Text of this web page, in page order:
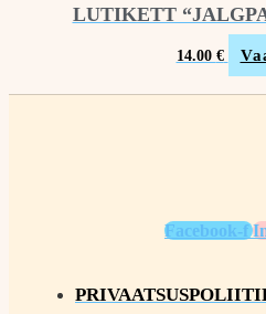
LUTIKETT
14.00 €
Facebook-f